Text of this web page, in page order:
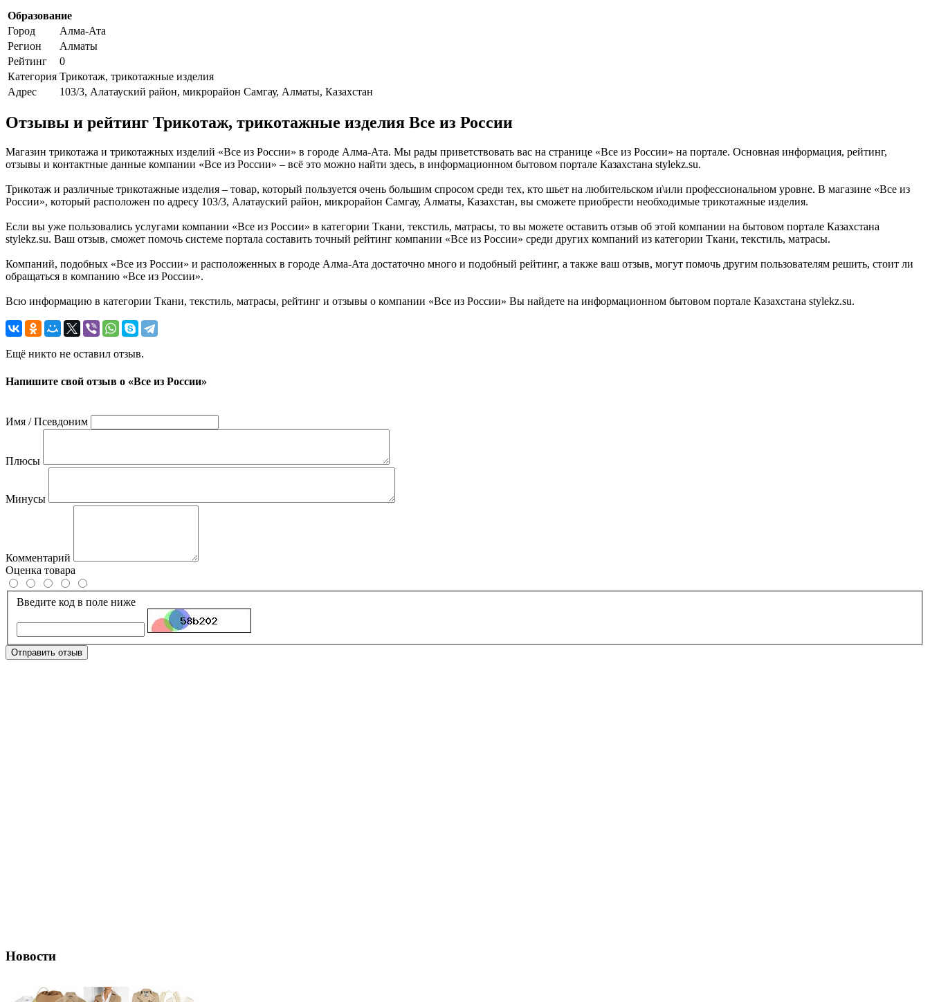
Образование
Город
Алма-Ата
Регион
Алматы
Рейтинг
0
Категория Трикотаж, трикотажные изделия
Адрес
103/3, Алатауский район, микрорайон Самгау, Алматы, Казахстан
Отзывы и рейтинг Трикотаж, трикотажные изделия Все из России
Магазин трикотажа и трикотажных изделий «Все из России» в городе Алма-Ата. Мы рады приветствовать вас на странице «Все из России» на портале. Основная информация, рейтинг,
отзывы и контактные данные компании «Все из России» – всё это можно найти здесь, в информационном бытовом портале Казахстана stylekz.su.
Трикотаж и различные трикотажные изделия – товар, который пользуется очень большим спросом среди тех, кто шьет на любительском и\или профессиональном уровне. В магазине «Все из
России», который расположен по адресу 103/3, Алатауский район, микрорайон Самгау, Алматы, Казахстан, вы сможете приобрести необходимые трикотажные изделия.
Если вы уже пользовались услугами компании «Все из России» в категории Ткани, текстиль, матрасы, то вы можете оставить отзыв об этой компании на бытовом портале Казахстана
stylekz.su. Ваш отзыв, сможет помочь системе портала составить точный рейтинг компании «Все из России» среди других компаний из категории Ткани, текстиль, матрасы.
Компаний, подобных «Все из России» и расположенных в городе Алма-Ата достаточно много и подобный рейтинг, а также ваш отзыв, могут помочь другим пользователям решить, стоит ли
обращаться в компанию «Все из России».
Всю информацию в категории Ткани, текстиль, матрасы, рейтинг и отзывы о компании «Все из России» Вы найдете на информационном бытовом портале Казахстана stylekz.su.
Ещё никто не оставил отзыв.
Напишите свой отзыв о «Все из России»
Имя / Псевдоним
Плюсы
Минусы
Комментарий
Оценка товара
Введите код в поле ниже
Отправить отзыв
Новости